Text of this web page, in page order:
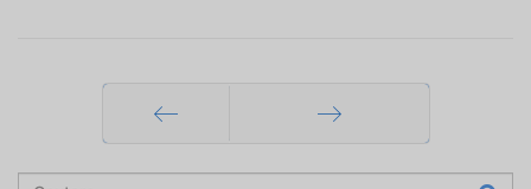
Prec Mai departe